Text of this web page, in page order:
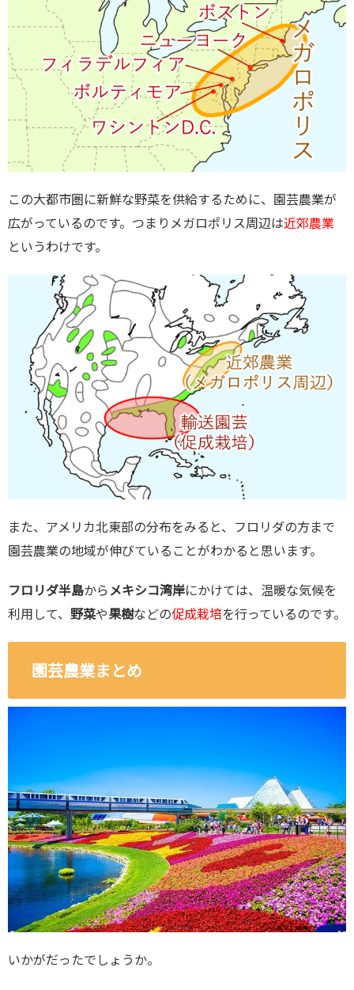
この大都市圏に新鮮な野菜を供給するために、園芸農業が
広がっているのです。つまりメガロポリス周辺は近郊農業
というわけです。
また、アメリカ北東部の分布をみると、フロリダの方まで
園芸農業の地域が伸びていることがわかると思います。
フロリダ半島から メキシコ湾岸にかけては、温暖な気候を
利用して、 野菜や果樹などの促成栽培を行っているのです。
園芸農業まとめ
いかがだったでしょうか。